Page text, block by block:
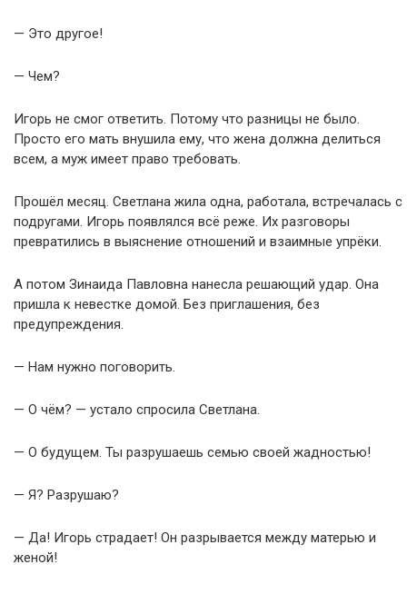
— Это другое!
— Чем?
Игорь не смог ответить. Потому что разницы не было.
Просто его мать внушила ему, что жена должна делиться
всем, а муж имеет право требовать.
Прошёл месяц. Светлана жила одна, работала, встречалась с
подругами. Игорь появлялся всё реже. Их разговоры
превратились в выяснение отношений и взаимные упрёки.
А потом Зинаида Павловна нанесла решающий удар. Она
пришла к невестке домой. Без приглашения, без
предупреждения.
— Нам нужно поговорить.
— О чём? — устало спросила Светлана.
— О будущем. Ты разрушаешь семью своей жадностью!
— Я? Разрушаю?
— Да! Игорь страдает! Он разрывается между матерью и
женой!